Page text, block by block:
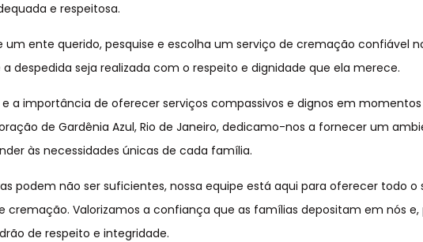
e respeitosa.
um ente querido, pesquise e escolha um serviço de cremação confiável
despedida seja realizada com o respeito e dignidade que ela merece.
a importância de oferecer serviços compassivos e dignos em
de Gardênia Azul, Rio de Janeiro, dedicamo-nos a fornecer um
às necessidades únicas de cada família.
podem não ser suficientes, nossa equipe está aqui para oferecer todo o
cremação. Valorizamos a confiança que as famílias depositam em nós e,
de respeito e integridade.